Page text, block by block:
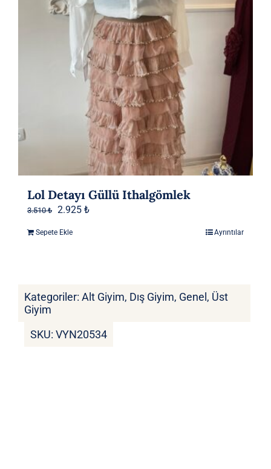
Lol Detayı Güllü Ithalgömlek
3.510₺
Orijinal
2.925 ₺Şu
Sepete Ekle Ayrıntılar
Kategoriler: Alt Giyim, Dış Giyim, Genel , Üst
Giyim
SKU: VYN20534